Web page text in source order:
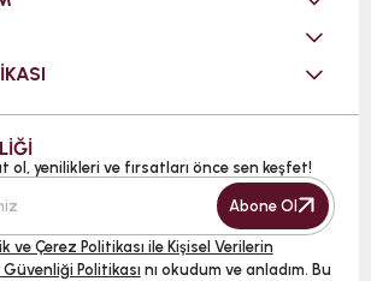
ol, yenilikleri ve fırsatları önce sen keşfet!
Abone Ol
ve Çerez Politikası ile Kişisel Verilerin
Politikası nı okudum ve anladım. Bu